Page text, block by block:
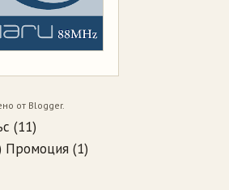
от Blogger.
(11)
Промоция (1)